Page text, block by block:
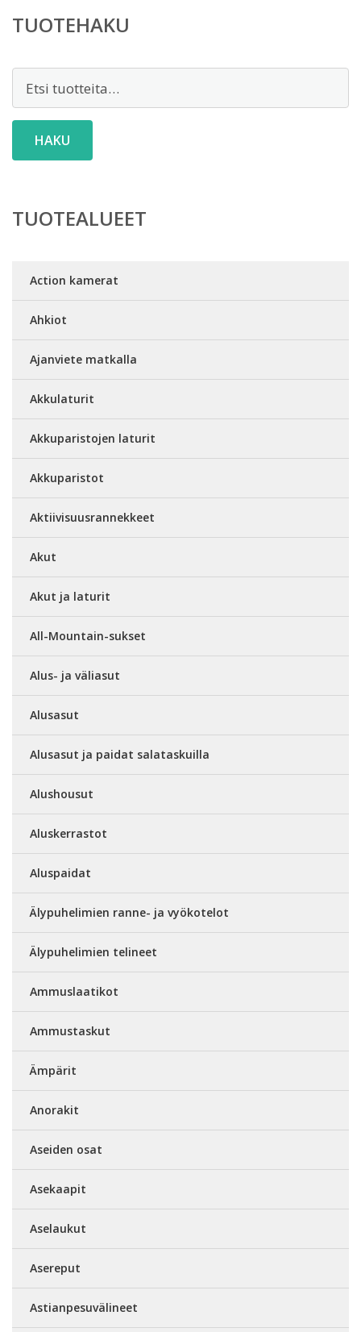
TUOTEHAKU
HAKU
TUOTEALUEET
Action kamerat
Ahkiot
Ajanviete matkalla
Akkulaturit
Akkuparistojen laturit
Akkuparistot
Aktiivisuusrannekkeet
Akut
Akut ja laturit
All-Mountain-sukset
Alus- ja väliasut
Alusasut
Alusasut ja paidat salataskuilla
Alushousut
Aluskerrastot
Aluspaidat
Älypuhelimien ranne- ja vyökotelot
Älypuhelimien telineet
Ammuslaatikot
Ammustaskut
Ämpärit
Anorakit
Aseiden osat
Asekaapit
Aselaukut
Asereput
Astianpesuvälineet